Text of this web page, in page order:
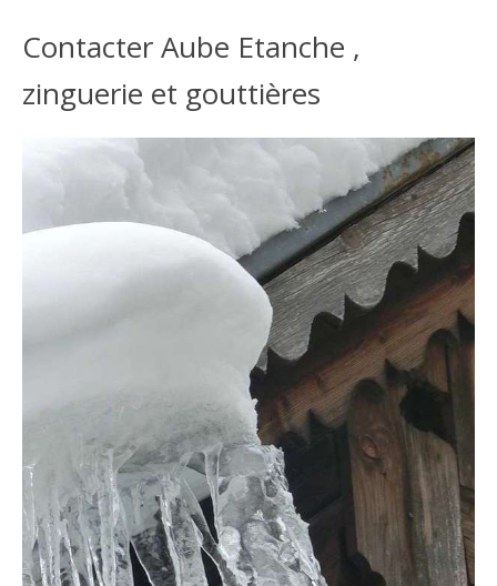
Contacter Aube Etanche ,
zinguerie et gouttières